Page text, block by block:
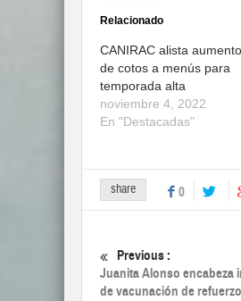
Relacionado
CANIRAC alista aumento
de cotos a menús para
temporada alta
noviembre 4, 2022
En "Destacadas"
share 0
Previous :
Juanita Alonso encabeza
de vacunación de